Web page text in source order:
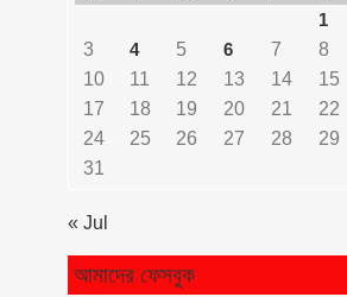
1
3
4 5 6 7 8
10
11 12 13 14 15
17
18 19 20 21 22
24
25 26 27 28 29
31
« Jul
আমাদের ফেসবুক